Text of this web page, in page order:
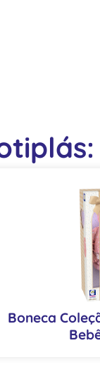
Boneca